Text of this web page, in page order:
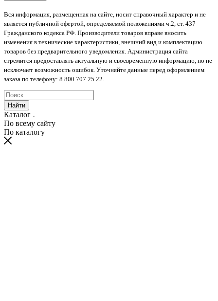
Вся информация, размещенная на сайте, носит справочный характер и не
является публичной офертой, определяемой положениями ч.2, ст. 437
Гражданского кодекса РФ. Производители товаров вправе вносить
изменения в технические характеристики, внешний вид и комплектацию
товаров без предварительного уведомления. Администрация сайта
стремится предоставлять актуальную и своевременную информацию, но не
исключает возможность ошибок. Уточняйте данные перед оформлением
заказа по телефону: 8 800 707 25 22.
Найти
Каталог
По всему сайту
По каталогу